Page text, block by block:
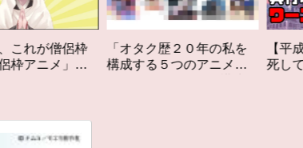
「オタク歴２０年の私を
構成する５つのアニメ」
【平成最大の大赤字】爆
死してしまったアニメ映